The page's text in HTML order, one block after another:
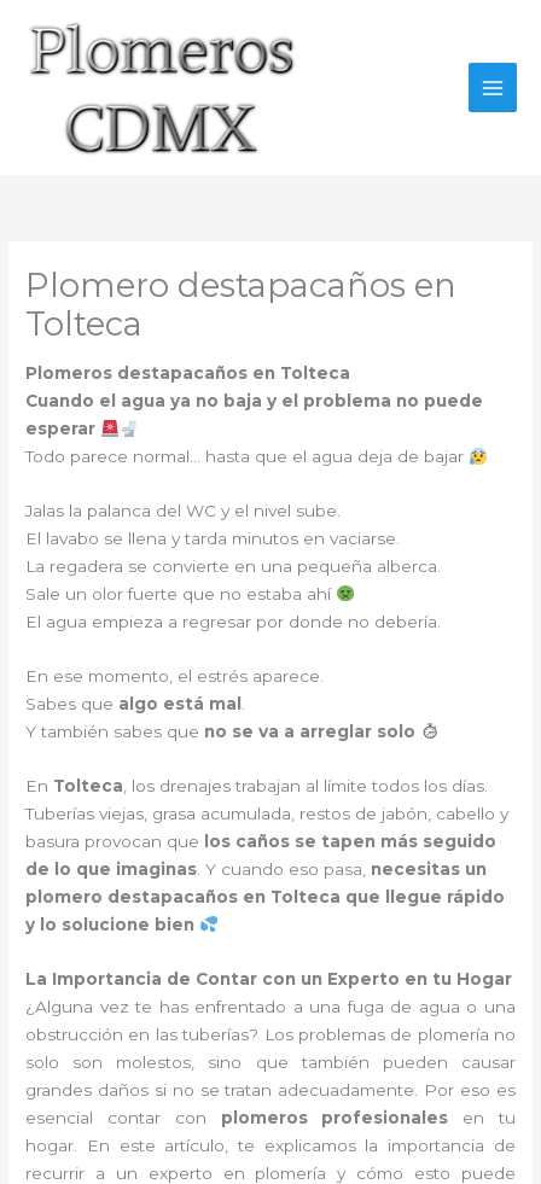
contenido
Plomero destapacaños en
Tolteca
Plomeros destapacaños en Tolteca
Cuando el agua ya no baja y el problema no puede
esperar
Todo parece normal… hasta que el agua deja de bajar
Jalas la palanca del WC y el nivel sube.
El lavabo se llena y tarda minutos en vaciarse.
La regadera se convierte en una pequeña alberca.
Sale un olor fuerte que no estaba ahí
El agua empieza a regresar por donde no debería.
En ese momento, el estrés aparece.
Sabes que algo está mal
Y también sabes que no se va a arreglar solo
En Tolteca , los drenajes trabajan al límite todos los días.
Tuberías viejas, grasa acumulada, restos de jabón, cabello y
basura provocan que
los caños se tapen más seguido
de lo que imaginas . Y cuando eso pasa, necesitas un
plomero destapacaños en Tolteca que llegue rápido
y lo solucione bien
La Importancia de Contar con un Experto en tu Hogar
¿Alguna vez te has enfrentado a una fuga de agua o una
obstrucción en las tuberías? Los problemas de plomería no
solo son molestos, sino que también pueden causar
grandes daños si no se tratan adecuadamente. Por eso es
esencial contar con plomeros profesionales en tu
hogar. En este artículo, te explicamos la importancia de
recurrir a un experto en plomería y cómo esto puede